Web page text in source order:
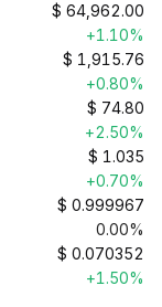
$ 64,962.00
+1.10%
$ 1,915.76
+0.80%
$ 74.80
+2.50%
$ 1.035
+0.70%
$ 0.999967
0.00%
$ 0.070352
+1.50%